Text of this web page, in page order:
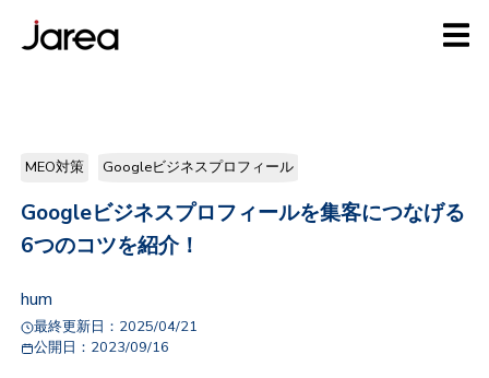
MEO対策 Googleビジネスプロフィール
Googleビジネスプロフィールを集客につなげる
6つのコツを紹介！
hum
最終更新日： 2025/04/21
公開日： 2023/09/16